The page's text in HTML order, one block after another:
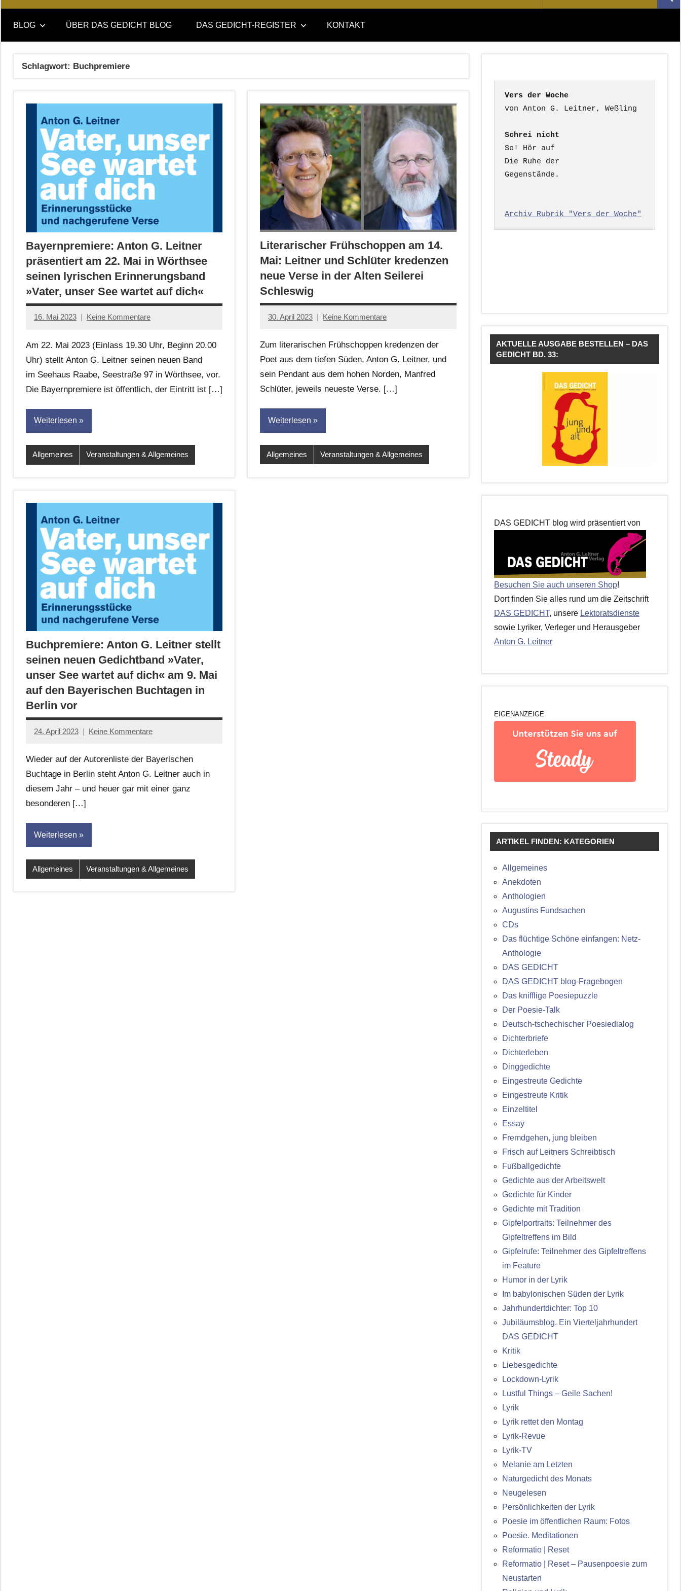
DAS
GEDICHT
blog
DAS
GEDICHT.
Zeitschrift
nach:
BLOG ÜBER DAS GEDICHT BLOG DAS GEDICHT-REGISTER KONTAKT
Schlagwort: Buchpremiere
Bayernpremiere: Anton G. Leitner
präsentiert am 22. Mai in Wörthsee
seinen lyrischen Erinnerungsband
»Vater, unser See wartet auf dich«
16. Mai 2023
Jan-
Hornauer
für
dasgedichtblog
Keine Kommentare
Am 22. Mai 2023 (Einlass 19.30 Uhr, Beginn 20.00
Uhr) stellt Anton G. Leitner seinen neuen Band
im Seehaus Raabe, Seestraße 97 in Wörthsee, vor.
Die Bayernpremiere ist öffentlich, der Eintritt ist […]
Weiterlesen
Allgemeines Veranstaltungen & Allgemeines
Literarischer Frühschoppen am 14.
Mai: Leitner und Schlüter kredenzen
neue Verse in der Alten Seilerei
Schleswig
30. April 2023
Jan-
Hornauer
für
dasgedichtblog
Keine Kommentare
Zum literarischen Frühschoppen kredenzen der
Poet aus dem tiefen Süden, Anton G. Leitner, und
sein Pendant aus dem hohen Norden, Manfred
Schlüter, jeweils neueste Verse. […]
Weiterlesen
Allgemeines Veranstaltungen & Allgemeines
Buchpremiere: Anton G. Leitner stellt
seinen neuen Gedichtband »Vater,
unser See wartet auf dich« am 9. Mai
auf den Bayerischen Buchtagen in
Berlin vor
24. April 2023
Jan-
Hornauer
für
dasgedichtblog
Keine Kommentare
Wieder auf der Autorenliste der Bayerischen
Buchtage in Berlin steht Anton G. Leitner auch in
diesem Jahr – und heuer gar mit einer ganz
besonderen […]
Weiterlesen
Allgemeines Veranstaltungen & Allgemeines
Vers der Woche
Schrei nicht
So! Hör auf
Die Ruhe der
Gegenstände.
Archiv Rubrik "Vers der Woche"
AKTUELLE AUSGABE BESTELLEN – DAS
GEDICHT BD. 33:
DAS GEDICHT blog wird präsentiert von
Besuchen Sie auch unseren Shop!
Dort finden Sie alles rund um die Zeitschrift
DAS GEDICHT, unsere Lektoratsdienste
sowie Lyriker, Verleger und Herausgeber
Anton G. Leitner
EIGENANZEIGE
ARTIKEL FINDEN: KATEGORIEN
Allgemeines
Anekdoten
Anthologien
Augustins Fundsachen
CDs
Das flüchtige Schöne einfangen: Netz-
Anthologie
DAS GEDICHT
DAS GEDICHT blog-Fragebogen
Das knifflige Poesiepuzzle
Der Poesie-Talk
Deutsch-tschechischer Poesiedialog
Dichterbriefe
Dichterleben
Dinggedichte
Eingestreute Gedichte
Eingestreute Kritik
Einzeltitel
Essay
Fremdgehen, jung bleiben
Frisch auf Leitners Schreibtisch
Fußballgedichte
Gedichte aus der Arbeitswelt
Gedichte für Kinder
Gedichte mit Tradition
Gipfelportraits: Teilnehmer des
Gipfeltreffens im Bild
Gipfelrufe: Teilnehmer des Gipfeltreffens
im Feature
Humor in der Lyrik
Im babylonischen Süden der Lyrik
Jahrhundertdichter: Top 10
Jubiläumsblog. Ein Vierteljahrhundert
DAS GEDICHT
Kritik
Liebesgedichte
Lockdown-Lyrik
Lustful Things – Geile Sachen!
Lyrik
Lyrik rettet den Montag
Lyrik-Revue
Lyrik-TV
Melanie am Letzten
Naturgedicht des Monats
Neugelesen
Persönlichkeiten der Lyrik
Poesie im öffentlichen Raum: Fotos
Poesie. Meditationen
Reformatio | Reset
Reformatio | Reset – Pausenpoesie zum
Neustarten